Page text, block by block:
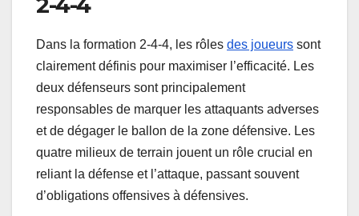
Dans la formation 2-4-4, les rôles des joueurs sont
clairement définis pour maximiser l’efficacité. Les
deux défenseurs sont principalement
responsables de marquer les attaquants adverses
et de dégager le ballon de la zone défensive. Les
quatre milieux de terrain jouent un rôle crucial en
reliant la défense et l’attaque, passant souvent
d’obligations offensives à défensives.